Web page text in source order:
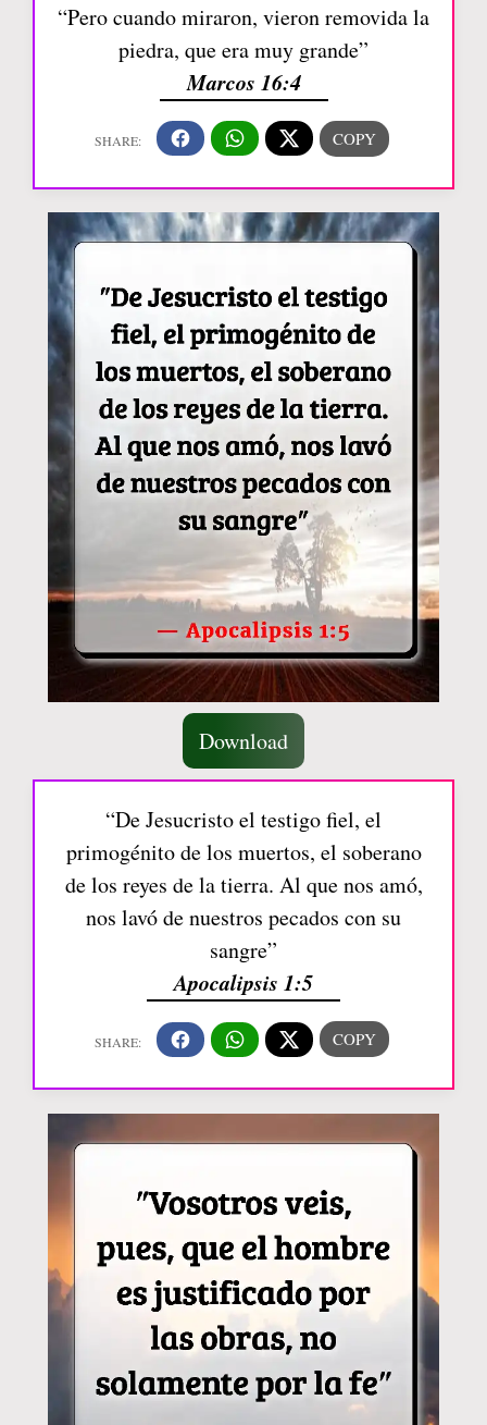
“Pero cuando miraron, vieron removida la
piedra, que era muy grande”
Marcos 16:4
Download
“De Jesucristo el testigo fiel, el
primogénito de los muertos, el soberano
de los reyes de la tierra. Al que nos amó,
nos lavó de nuestros pecados con su
sangre”
Apocalipsis 1:5